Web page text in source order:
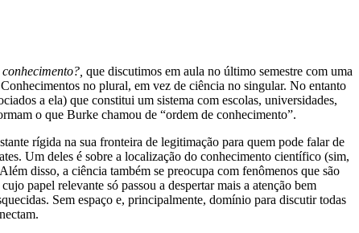
que discutimos em aula no último semestre com uma
no plural, em vez de ciência no singular. No entanto
a ela) que constitui um sistema com escolas, universidades,
o que Burke chamou de “ordem de conhecimento”.
rígida na sua fronteira de legitimação para quem pode falar de
Um deles é sobre a localização do conhecimento científico (sim,
disso, a ciência também se preocupa com fenômenos que são
papel relevante só passou a despertar mais a atenção bem
Sem espaço e, principalmente, domínio para discutir todas